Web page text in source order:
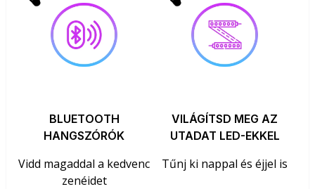
BLUETOOTH
HANGSZÓRÓK
Vidd magaddal a kedvenc
zenéidet
VILÁGÍTSD MEG AZ
UTADAT LED-EKKEL
Tűnj ki nappal és éjjel is